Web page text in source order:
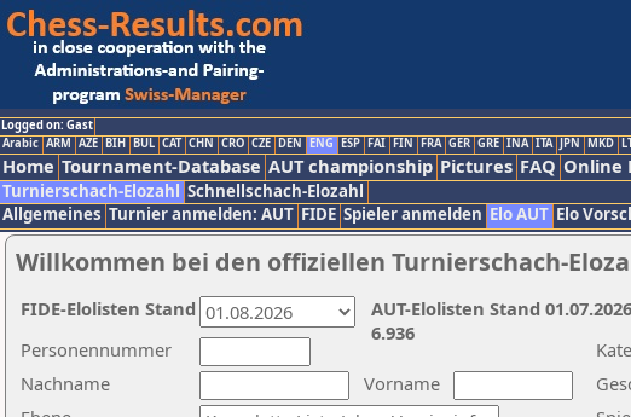
Logged on: Gast
Arabic ARM AZE BIH BUL CAT CHN CRO CZE DEN ENG ESP FAI FIN FRA GER GRE INA ITA JPN MKD
Home Tournament-Database AUT championship Pictures FAQ Online
Turnierschach-Elozahl Schnellschach-Elozahl
Allgemeines Turnier anmelden: AUT FIDE Spieler anmelden Elo AUT Elo
Willkommen bei den offiziellen Turnierschach-
Nachname
Vorname
Personennummer
AUT-Elolisten Stand
6.936
FIDE-Elolisten Stand